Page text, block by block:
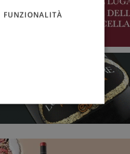
FUNZIONALITÀ